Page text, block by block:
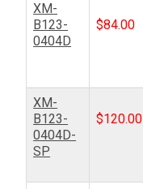
XM-
B123-
0404D
$84.00
XM-
B123-
0404D-
SP
$120.00